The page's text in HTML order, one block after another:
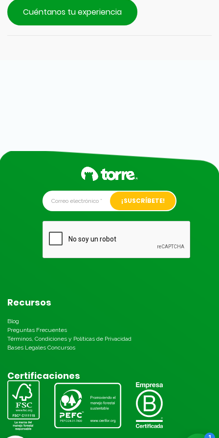
Cuéntanos tu experiencia
Alternative:
Recursos
Blog
Preguntas Frecuentes
Términos, Condiciones y Políticas de Privacidad
Bases Legales Concursos
Certificaciones